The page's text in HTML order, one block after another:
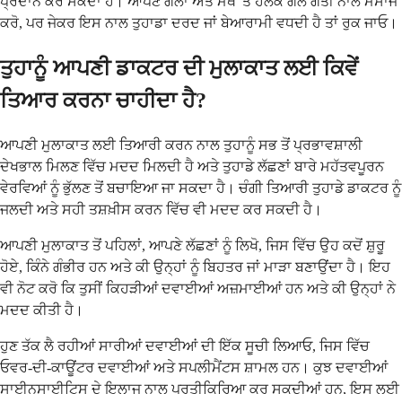
ਕਰੋ, ਪਰ ਜੇਕਰ ਇਸ ਨਾਲ ਤੁਹਾਡਾ ਦਰਦ ਜਾਂ ਬੇਆਰਾਮੀ ਵਧਦੀ ਹੈ ਤਾਂ ਰੁਕ ਜਾਓ।
ਤੁਹਾਨੂੰ ਆਪਣੀ ਡਾਕਟਰ ਦੀ ਮੁਲਾਕਾਤ ਲਈ ਕਿਵੇਂ
ਤਿਆਰ ਕਰਨਾ ਚਾਹੀਦਾ ਹੈ?
ਆਪਣੀ ਮੁਲਾਕਾਤ ਲਈ ਤਿਆਰੀ ਕਰਨ ਨਾਲ ਤੁਹਾਨੂੰ ਸਭ ਤੋਂ ਪ੍ਰਭਾਵਸ਼ਾਲੀ
ਦੇਖਭਾਲ ਮਿਲਣ ਵਿੱਚ ਮਦਦ ਮਿਲਦੀ ਹੈ ਅਤੇ ਤੁਹਾਡੇ ਲੱਛਣਾਂ ਬਾਰੇ ਮਹੱਤਵਪੂਰਨ
ਵੇਰਵਿਆਂ ਨੂੰ ਭੁੱਲਣ ਤੋਂ ਬਚਾਇਆ ਜਾ ਸਕਦਾ ਹੈ। ਚੰਗੀ ਤਿਆਰੀ ਤੁਹਾਡੇ ਡਾਕਟਰ ਨੂੰ
ਜਲਦੀ ਅਤੇ ਸਹੀ ਤਸ਼ਖ਼ੀਸ ਕਰਨ ਵਿੱਚ ਵੀ ਮਦਦ ਕਰ ਸਕਦੀ ਹੈ।
ਆਪਣੀ ਮੁਲਾਕਾਤ ਤੋਂ ਪਹਿਲਾਂ, ਆਪਣੇ ਲੱਛਣਾਂ ਨੂੰ ਲਿਖੋ, ਜਿਸ ਵਿੱਚ ਉਹ ਕਦੋਂ ਸ਼ੁਰੂ
ਹੋਏ, ਕਿੰਨੇ ਗੰਭੀਰ ਹਨ ਅਤੇ ਕੀ ਉਨ੍ਹਾਂ ਨੂੰ ਬਿਹਤਰ ਜਾਂ ਮਾੜਾ ਬਣਾਉਂਦਾ ਹੈ। ਇਹ
ਵੀ ਨੋਟ ਕਰੋ ਕਿ ਤੁਸੀਂ ਕਿਹੜੀਆਂ ਦਵਾਈਆਂ ਅਜ਼ਮਾਈਆਂ ਹਨ ਅਤੇ ਕੀ ਉਨ੍ਹਾਂ ਨੇ
ਮਦਦ ਕੀਤੀ ਹੈ।
ਹੁਣ ਤੱਕ ਲੈ ਰਹੀਆਂ ਸਾਰੀਆਂ ਦਵਾਈਆਂ ਦੀ ਇੱਕ ਸੂਚੀ ਲਿਆਓ, ਜਿਸ ਵਿੱਚ
ਓਵਰ-ਦੀ-ਕਾਊਂਟਰ ਦਵਾਈਆਂ ਅਤੇ ਸਪਲੀਮੈਂਟਸ ਸ਼ਾਮਲ ਹਨ। ਕੁਝ ਦਵਾਈਆਂ
ਸਾਈਨਸਾਈਟਿਸ ਦੇ ਇਲਾਜ ਨਾਲ ਪ੍ਰਤੀਕਿਰਿਆ ਕਰ ਸਕਦੀਆਂ ਹਨ, ਇਸ ਲਈ